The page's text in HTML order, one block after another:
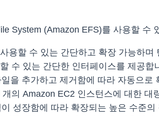
System (Amazon EFS)를 사용할 수
용할 수 있는 간단하고 확장 가능하
수 있는 간단한 인터페이스를 제공합
을 추가하고 제거함에 따라 자동으로
의 Amazon EC2 인스턴스에 대한 대
성장함에 따라 확장되는 높은 수준